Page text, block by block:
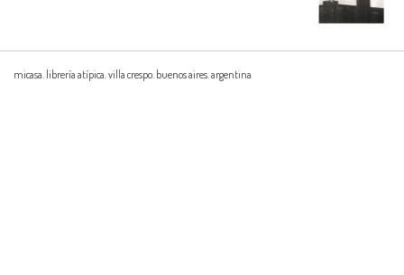
micasa. librería atípica. villa crespo. buenos aires. argentina